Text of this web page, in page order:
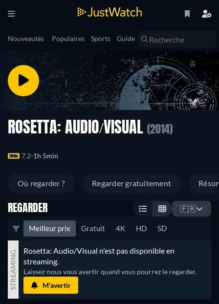
Nouveautés Populaires Sports Guide
ROSETTA: AUDIO/VISUAL (2014)
7.2 1h 5min
Où regarder ? Regarder gratuitement
REGARDER 🇫🇷
Meilleur prix Gratuit 4K HD SD
STREAMING
Rosetta: Audio/Visual n'est pas disponible en
streaming.
Laissez-nous vous avertir quand vous pourrez le regarder.
M'avertir